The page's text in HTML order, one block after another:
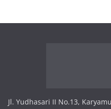
Jl. Yudhasari II No.13,